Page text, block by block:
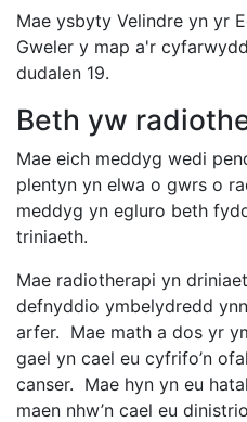
Mae ysbyty Velindre yn yr
Gweler y map a'r
dudalen 19.
Beth yw
Mae eich meddyg wedi
plentyn yn elwa o gwrs o
meddyg yn egluro beth
triniaeth.
Mae radiotherapi yn
defnyddio ymbelydredd
arfer. Mae math a dos yr
gael yn cael eu cyfrifo’n
canser. Mae hyn yn eu
maen nhw’n cael eu